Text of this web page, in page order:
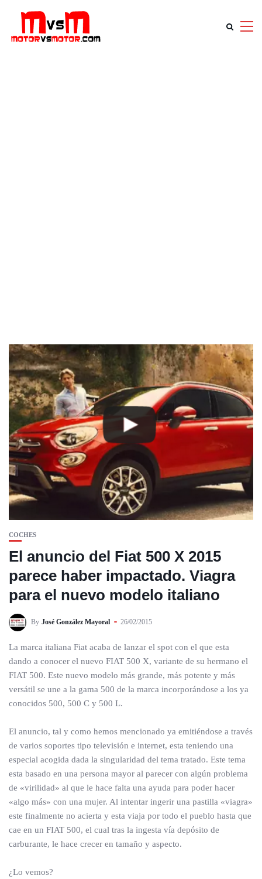
COCHES
El anuncio del Fiat 500 X 2015
parece haber impactado. Viagra
para el nuevo modelo italiano
By José González Mayoral 26/02/2015
La marca italiana Fiat acaba de lanzar el spot con el que esta
dando a conocer el nuevo FIAT 500 X, variante de su hermano el
FIAT 500. Este nuevo modelo más grande, más potente y más
versátil se une a la gama 500 de la marca incorporándose a los ya
conocidos 500, 500 C y 500 L.
El anuncio, tal y como hemos mencionado ya emitiéndose a través
de varios soportes tipo televisión e internet, esta teniendo una
especial acogida dada la singularidad del tema tratado. Este tema
esta basado en una persona mayor al parecer con algún problema
de «virilidad» al que le hace falta una ayuda para poder hacer
«algo más» con una mujer. Al intentar ingerir una pastilla «viagra»
este finalmente no acierta y esta viaja por todo el pueblo hasta que
cae en un FIAT 500, el cual tras la ingesta vía depósito de
carburante, le hace crecer en tamaño y aspecto.
¿Lo vemos?